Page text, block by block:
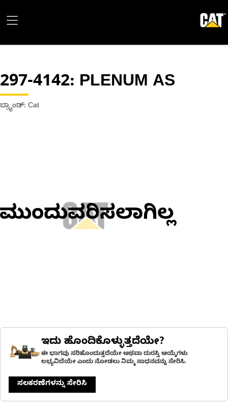
297-4142: PLENUM AS
ಬ್ರ್ಯಾಂಡ್: Cat
ಮುಂದುವರಿಸಲಾಗಿಲ್ಲ
ಇದು ಹೊಂದಿಕೊಳ್ಳುತ್ತದೆಯೇ?
ಈ ಭಾಗವು ಸರಿಹೊಂದುತ್ತದೆಯೇ ಅಥವಾ ದುರಸ್ತಿ ಆಯ್ಕೆಗಳು
ಲಭ್ಯವಿದೆಯೇ ಎಂದು ನೋಡಲು ನಿಮ್ಮ ಸಾಧನವನ್ನು ಸೇರಿಸಿ.
ಸಲಕರಣೆಗಳನ್ನು ಸೇರಿಸಿ